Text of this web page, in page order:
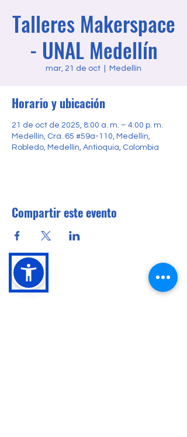
Talleres Makerspace
- UNAL Medellín
mar, 21 de oct Medellín
Horario y ubicación
21 de oct de 2025, 8:00 a. m. – 4:00 p. m.
Medellín, Cra. 65 #59a-110, Medellín,
Robledo, Medellín, Antioquia, Colombia
Compartir este evento